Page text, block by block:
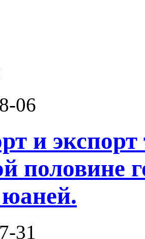
06
и экспорт
половине
31